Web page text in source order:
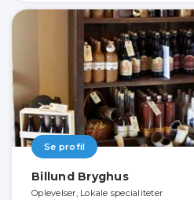
Se profil
Billund Bryghus
Oplevelser, Lokale specialiteter